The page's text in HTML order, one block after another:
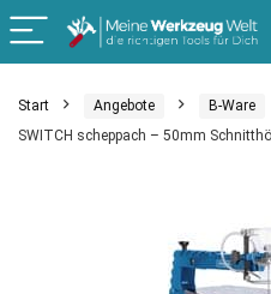
Start Angebote B-Ware
SWITCH scheppach – 50mm